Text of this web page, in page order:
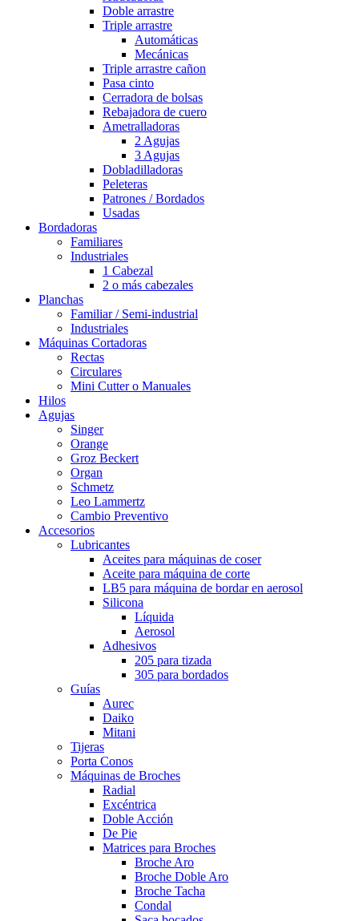
Doble arrastre
Triple arrastre
Automáticas
Mecánicas
Triple arrastre cañon
Pasa cinto
Cerradora de bolsas
Rebajadora de cuero
Ametralladoras
2 Agujas
3 Agujas
Dobladilladoras
Peleteras
Patrones / Bordados
Usadas
Bordadoras
Familiares
Industriales
1 Cabezal
2 o más cabezales
Planchas
Familiar / Semi-industrial
Industriales
Máquinas Cortadoras
Rectas
Circulares
Mini Cutter o Manuales
Hilos
Agujas
Singer
Orange
Groz Beckert
Organ
Schmetz
Leo Lammertz
Cambio Preventivo
Accesorios
Lubricantes
Aceites para máquinas de coser
Aceite para máquina de corte
LB5 para máquina de bordar en aerosol
Silicona
Líquida
Aerosol
Adhesivos
205 para tizada
305 para bordados
Guías
Aurec
Daiko
Mitani
Tijeras
Porta Conos
Máquinas de Broches
Radial
Excéntrica
Doble Acción
De Pie
Matrices para Broches
Broche Aro
Broche Doble Aro
Broche Tacha
Condal